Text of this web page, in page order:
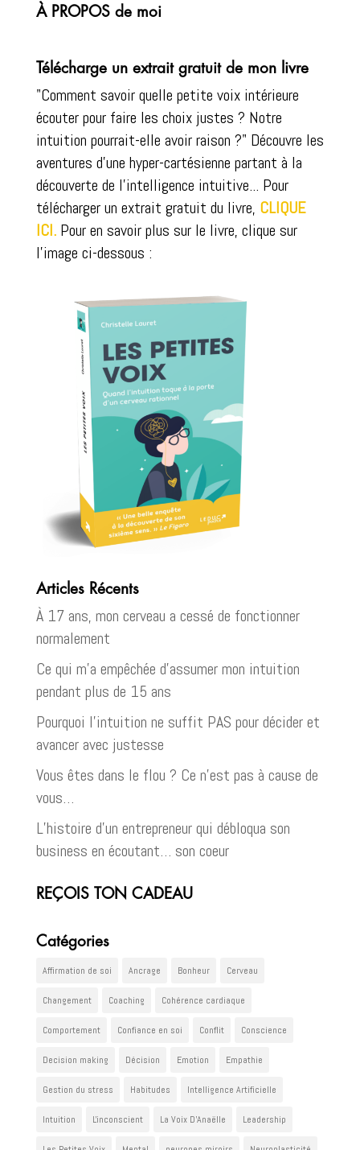
t
v
e
À PROPOS de moi
Télécharge un extrait gratuit de mon livre
"Comment savoir quelle petite voix intérieure
écouter pour faire les choix justes ? Notre
intuition pourrait-elle avoir raison ?" Découvre les
aventures d'une hyper-cartésienne partant à la
découverte de l'intelligence intuitive... Pour
télécharger un extrait gratuit du livre, CLIQUE
ICI.Pour en savoir plus sur le livre, clique sur
l'image ci-dessous :
Articles Récents
À 17 ans, mon cerveau a cessé de fonctionner
normalement
Ce qui m’a empêchée d’assumer mon intuition
pendant plus de 15 ans
Pourquoi l’intuition ne suffit PAS pour décider et
avancer avec justesse
Vous êtes dans le flou ? Ce n’est pas à cause de
vous…
L’histoire d’un entrepreneur qui débloqua son
business en écoutant… son coeur
REÇOIS TON CADEAU
Catégories
Affirmation de soi Ancrage Bonheur Cerveau
Changement Coaching Cohérence cardiaque
Comportement Confiance en soi Conflit Conscience
Decision making Décision Emotion Empathie
Gestion du stress Habitudes Intelligence Artificielle
Intuition L'inconscient La Voix D'Anaëlle Leadership